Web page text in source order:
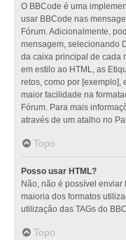
O BBCode é uma
usar BBCode nas
Fórum. Adicionalmente,
mensagem, selecionando
da caixa principal de cada
em estilo ao HTML, as
retos, como por [exemplo],
maior facilidade na
Fórum. Para mais
através de um atalho no
Topo
Posso usar HTML?
Não, não é possível enviar
maioria dos formatos
utilização das TAGs do
Topo